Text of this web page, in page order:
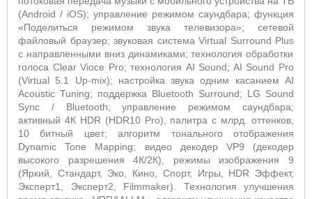
(Android / iOS); управление режимом саундбара; функция
«Поделиться режимом звука телевизора»; сетевой
файловый браузер; звуковая система Virtual Surround Plus
с направленными вниз динамиками; технология обработки
голоса Clear Vioce Pro; технология AI Sound; AI Sound Pro
(Virtual 5.1 Up-mix); настройка звука одним касаниемAI
Acoustic Tuning; поддержка Bluetooth Surround; LG Sound
Sync / Bluetooth; управление режимом саундбара;
активный 4К HDR (HDR10 Pro), палитра с млрд. оттенков,
10 битный цвет; алгоритм тонального отображения
Dynamic
Tone Mapping; видео декодер VP9 (декодер
высокого разрешения 4К/2К), режимы изображения 9
(Яркий, Стандарт, Эко, Кино, Спорт, Игры, HDR Эффект,
Эксперт1, Эксперт2, Filmmaker). Технология улучшения